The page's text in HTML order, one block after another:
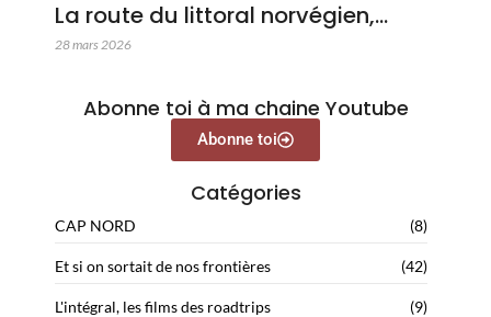
La route du littoral norvégien,…
28 mars 2026
Abonne toi à ma chaine Youtube
Abonne toi
Catégories
CAP NORD (8)
Et si on sortait de nos frontières (42)
L'intégral, les films des roadtrips (9)